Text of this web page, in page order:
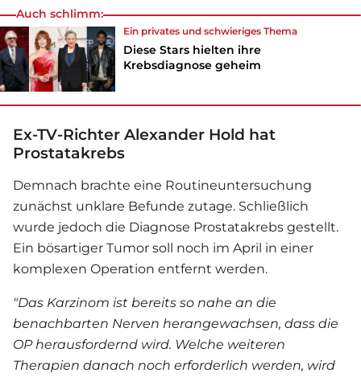
Auch schlimm:
Ein privates und schwieriges Thema
Diese Stars hielten ihre
Krebsdiagnose geheim
Ex-TV-Richter Alexander Hold hat
Prostatakrebs
Demnach brachte eine Routineuntersuchung
zunächst unklare Befunde zutage. Schließlich
wurde jedoch die Diagnose Prostatakrebs gestellt.
Ein bösartiger Tumor soll noch im April in einer
komplexen Operation entfernt werden.
"Das Karzinom ist bereits so nahe an die
benachbarten Nerven herangewachsen, dass die
OP herausfordernd wird. Welche weiteren
Therapien danach noch erforderlich werden, wird